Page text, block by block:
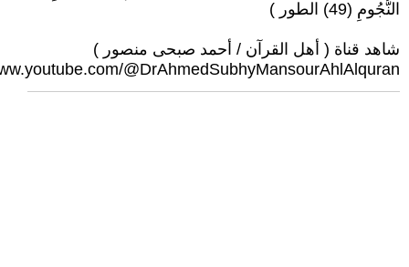
النُّجُومِ (49) الطور )
شاهد قناة ( أهل القرآن / أحمد صبحى منصور )
@DrAhmedSubhyMansourAhlAlquran